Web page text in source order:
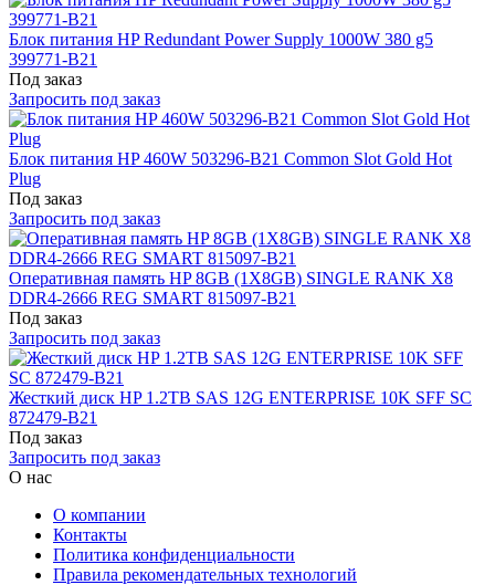
Блок питания HP Redundant Power Supply 1000W 380 g5
399771-B21
Под заказ
Запросить под заказ
Блок питания HP 460W 503296-B21 Common Slot Gold Hot
Plug
Под заказ
Запросить под заказ
Оперативная память HP 8GB (1X8GB) SINGLE RANK X8
DDR4-2666 REG SMART 815097-B21
Под заказ
Запросить под заказ
Жесткий диск HP 1.2TB SAS 12G ENTERPRISE 10K SFF SC
872479-B21
Под заказ
Запросить под заказ
О нас
О компании
Контакты
Политика конфиденциальности
Правила рекомендательных технологий